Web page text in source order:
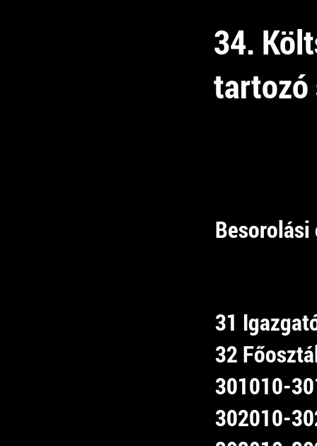
34.
tartozó
31
32
301010-
302010-